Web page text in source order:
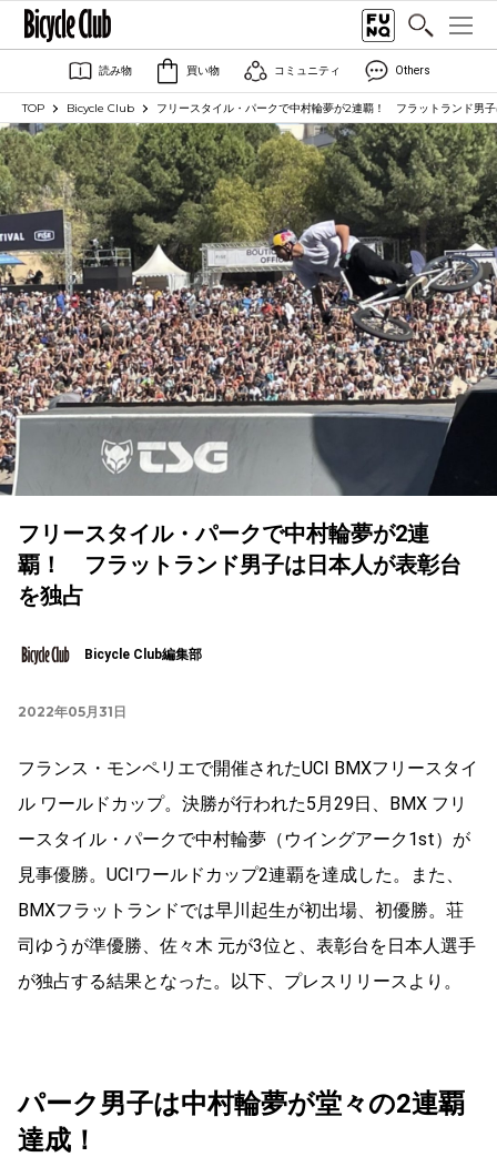
読み物 買い物 コミュニティ Others
TOP Bicycle Club フリースタイル・パークで中村輪夢が2連覇！ フラットランド男
フリースタイル・パークで中村輪夢が2連
覇！ フラットランド男⼦は日本人が表彰台
を独占
Bicycle Club編集部
2022年05月31日
フランス・モンペリエで開催されたUCI BMXフリースタイ
ル ワールドカップ。決勝が行われた5月29日、BMX フリ
ースタイル・パークで中村輪夢（ウイングアーク1st）が
見事優勝。UCIワールドカップ2連覇を達成した。また、
BMXフラットランドでは早川起⽣が初出場、初優勝。荘
司ゆうが準優勝、佐々⽊ 元が3位と、表彰台を日本人選手
が独占する結果となった。以下、プレスリリースより。
パーク男⼦は中村輪夢が堂々の2連覇
達成！